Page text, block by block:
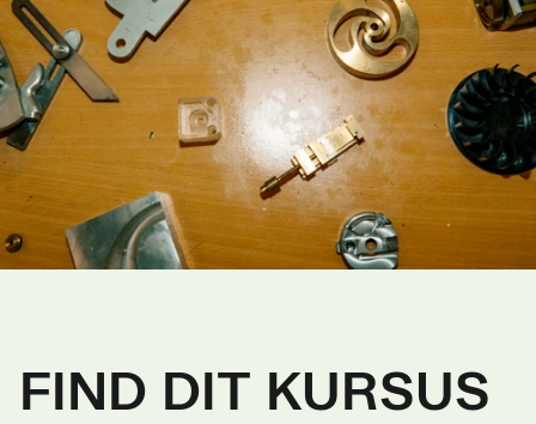
FIND DIT KURSUS